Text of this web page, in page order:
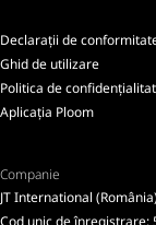
Declarații de
Ghid de utilizare
Politica de
Aplicația Ploom
Companie
JT International
Cod unic de înregistrare: